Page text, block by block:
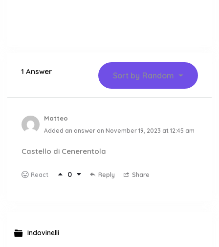
1 Answer Sort by Random
Matteo
Added an answer on November 19, 2023 at 12:45 am
Castello di Cenerentola
React 0 Reply Share
Indovinelli